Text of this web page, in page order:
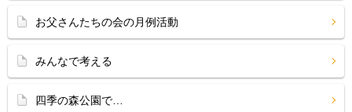
お父さんたちの会の月例活動
みんなで考える
四季の森公園で…